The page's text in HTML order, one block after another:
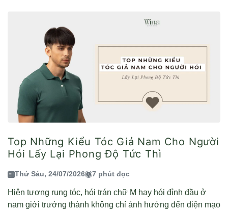
Top Những Kiểu Tóc Giả Nam Cho Người
Hói Lấy Lại Phong Độ Tức Thì
Thứ Sáu, 24/07/2026 7 phút đọc
Hiện tượng rụng tóc, hói trán chữ M hay hói đỉnh đầu ở
nam giới trưởng thành không chỉ ảnh hưởng đến diện mạo